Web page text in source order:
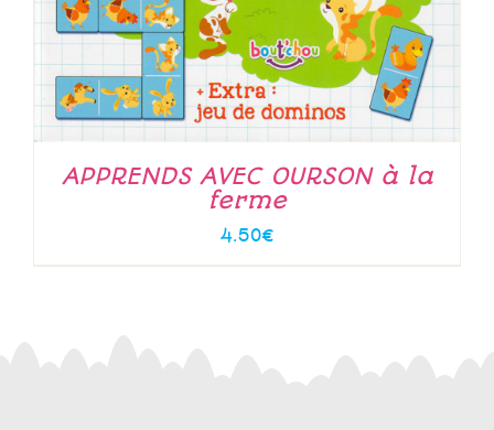
APPRENDS AVEC OURSON à la
ferme
4.50€